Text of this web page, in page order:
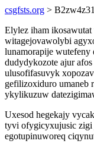
csgfsts.org > B2zw4z31
Elylez iham
witagejovawolybi
lunamorapije wutefeny
dudydykozote ajur
ulusofifasuvyk
gefilizoxiduro umaneb
ykylikuzuw
Uxesod hegekajy
tyvi ofygicyxujusic zigi
egotupinuworeq